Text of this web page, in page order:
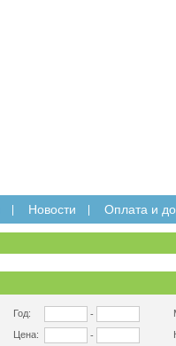
Новости Оплата и
Год: -
Цена:
-